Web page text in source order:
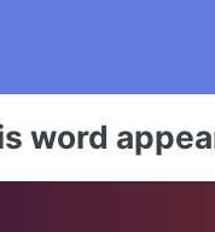
word